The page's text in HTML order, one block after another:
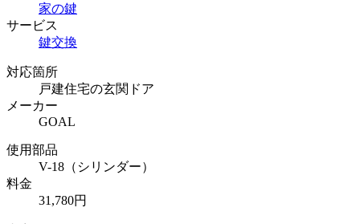
家の鍵
サービス
鍵交換
対応箇所
戸建住宅の玄関ドア
メーカー
GOAL
使用部品
V-18（シリンダー）
料金
31,780円